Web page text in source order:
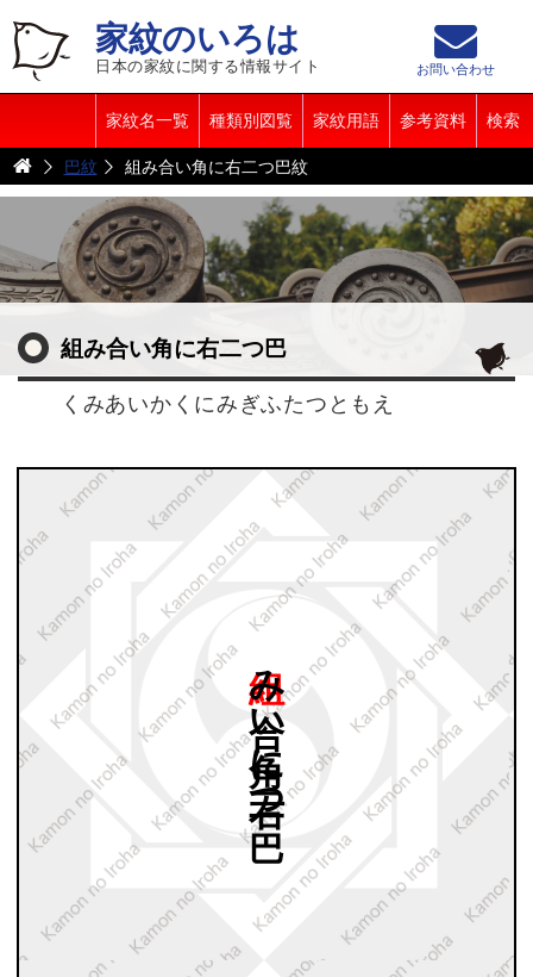
家紋のいろは
日本の家紋に関する情報サイト
家紋名一覧 種類別図覧 家紋用語 参考資料 検索
お問い合わせ
巴紋 組み合い角に右二つ巴紋
組み合い角に右二つ巴
くみあいかくにみぎふたつともえ
巴